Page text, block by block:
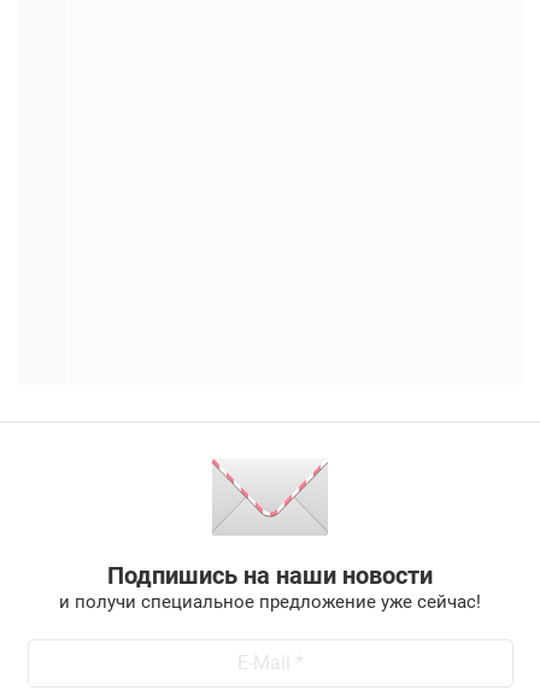
Подпишись на наши новости
и получи специальное предложение уже сейчас!